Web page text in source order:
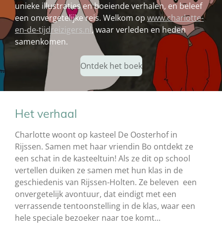
unieke illustraties en boeiende verhalen, en beleef
een onvergetelijke reis. Welkom op www.charlotte-
en-de-tijdreizigers.nl, waar verleden en heden
samenkomen.
Ontdek het boek
Het verhaal
Charlotte woont op kasteel De Oosterhof in
Rijssen. Samen met haar vriendin Bo ontdekt ze
een schat in de kasteeltuin! Als ze dit op school
vertellen duiken ze samen met hun klas in de
geschiedenis van Rijssen-Holten. Ze beleven een
onvergetelijk avontuur, dat eindigt met een
verrassende tentoonstelling in de klas, waar een
hele speciale bezoeker naar toe komt...